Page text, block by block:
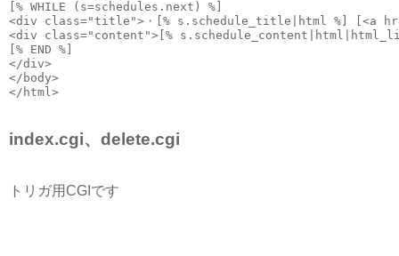
[% WHILE (s=schedules.next) %]
<div class="title">・[% s.schedule_title|html %] [<a
<div class="content">[%
[% END %]
</div>
</body>
</html>
index.cgi、delete.cgi
トリガ用CGIです